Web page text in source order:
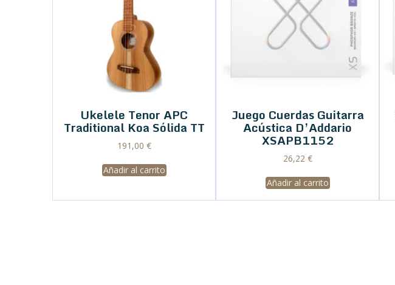
Ukelele Tenor APC
Traditional Koa Sólida TT
191,00 €
Añadir al carrito
Juego Cuerdas Guitarra
Acústica D’Addario
XSAPB1152
26,22 €
Añadir al carrito